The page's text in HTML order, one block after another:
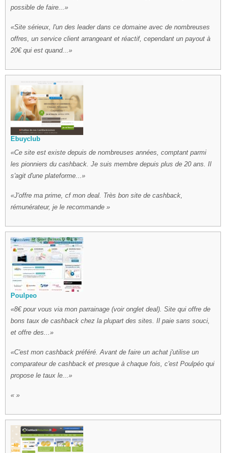
possible de faire...
Site sérieux, l'un des leader dans ce domaine avec de nombreuses
offres, un service client arrangeant et réactif, cependant un payout à
20€ qui est quand...
Ebuyclub
Ce site est existe depuis de nombreuses années, comptant parmi
les pionniers du cashback. Je suis membre depuis plus de 20 ans. Il
s'agit d'une plateforme...
J'offre ma prime, cf mon deal. Très bon site de cashback,
rémunérateur, je le recommande
Poulpeo
8€ pour vous via mon parrainage (voir onglet deal). Site qui offre de
bons taux de cashback chez la plupart des sites. Il paie sans souci,
et offre des...
C'est mon cashback préféré. Avant de faire un achat j'utilise un
comparateur de cashback et presque à chaque fois, c'est Poulpéo qui
propose le taux le...